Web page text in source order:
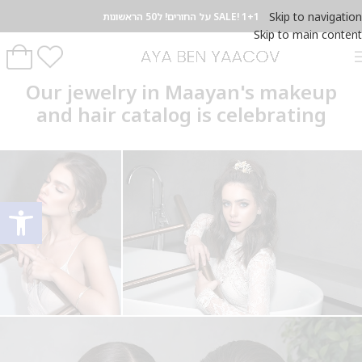
פתח
Skip to navigation
Skip to main content
SALE! 1+1 על החורים! ל50 הראשונות
Our jewelry in Maayan's makeup
and hair catalog is celebrating